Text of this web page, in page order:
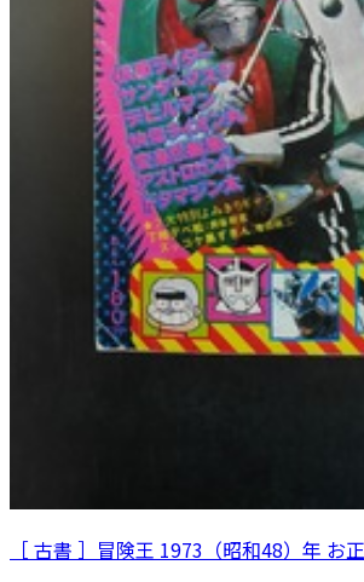
［ 古書 ］冒険王 1973（昭和48）年 お